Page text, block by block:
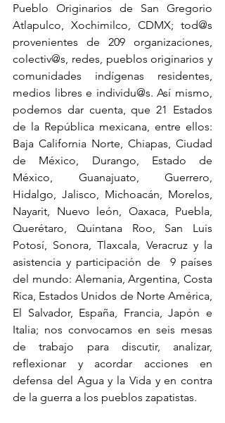
Pueblo Originarios de San Gregorio
Atlapulco, Xochimilco, CDMX; tod@s
provenientes de 209 organizaciones,
colectiv@s, redes, pueblos originarios y
comunidades indígenas residentes,
medios libres e individu@s. Así mismo,
podemos dar cuenta, que 21 Estados
de la República mexicana, entre ellos:
Baja California Norte, Chiapas, Ciudad
de México, Durango, Estado de
México, Guanajuato, Guerrero,
Hidalgo, Jalisco, Michoacán, Morelos,
Nayarit, Nuevo león, Oaxaca, Puebla,
Querétaro, Quintana Roo, San Luis
Potosí, Sonora, Tlaxcala, Veracruz y la
asistencia y participación de  9 países
del mundo: Alemania, Argentina, Costa
Rica, Estados Unidos de Norte América,
El Salvador, España, Francia, Japón e
Italia; nos convocamos en seis mesas
de trabajo para discutir, analizar,
reflexionar y acordar acciones en
defensa del Agua y la Vida y en contra
de la guerra a los pueblos zapatistas.